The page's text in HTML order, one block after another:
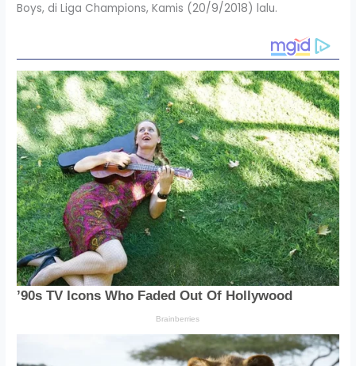
Boys, di Liga Champions, Kamis (20/9/2018) lalu.